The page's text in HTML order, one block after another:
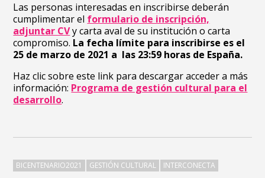
Las personas interesadas en inscribirse deberán
cumplimentar el formulario de inscripción,
adjuntar CVy carta aval de su institución o carta
compromiso. La fecha límite para inscribirse es el
25 de marzo de 2021 a las 23:59 horas de España.
Haz clic sobre este link para descargar acceder a más
información: Programa de gestión cultural para el
desarrollo.
BICENTENARIO2021 GESTIÓN CULTURAL INTERCONECTA